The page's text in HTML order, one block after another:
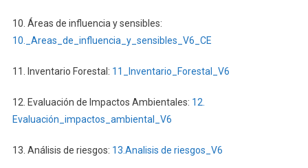
2
50000876),
PORVENIR
(CÓDIGO
PORVENIR
10. Áreas de influencia y sensibles:
10._Areas_de_influencia_y_sensibles_V6_CE
11. Inventario Forestal: 11_Inventario_Forestal_V6
12. Evaluación de Impactos Ambientales: 12.
Evaluación_impactos_ambiental_V6
13. Análisis de riesgos: 13.Analisis de riesgos_V6